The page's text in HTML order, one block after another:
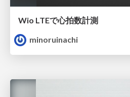
Wio LTEで心拍数計測
minoruinachi